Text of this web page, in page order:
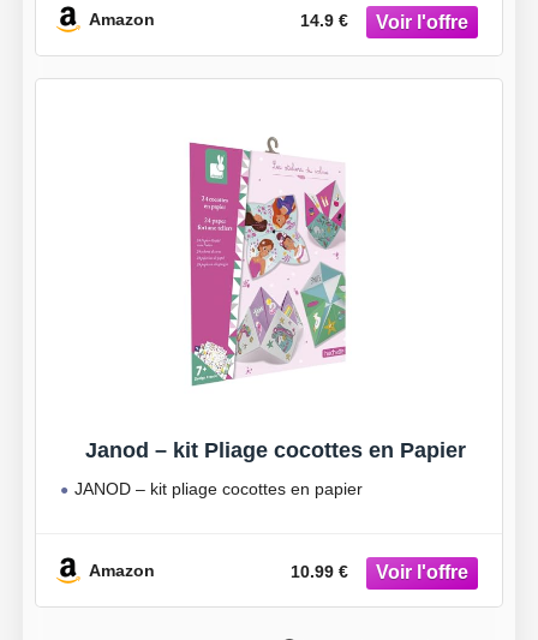
Amazon 14.9 €
Janod – kit Pliage cocottes en Papier
JANOD – kit pliage cocottes en papier
Amazon 10.99 €